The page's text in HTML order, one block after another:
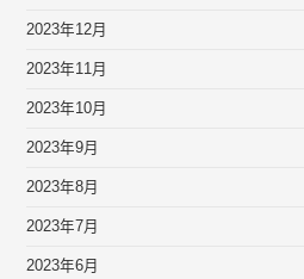
2023年12月
2023年11月
2023年10月
2023年9月
2023年8月
2023年7月
2023年6月